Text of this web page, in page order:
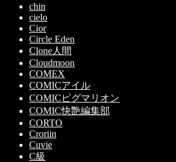
chin
cielo
Cior
Circle Eden
Clone人間
Cloudmoon
COMEX
COMICアイル
COMICピグマリオン
COMIC快艶編集部
CORTO
Croriin
Cuvie
C級